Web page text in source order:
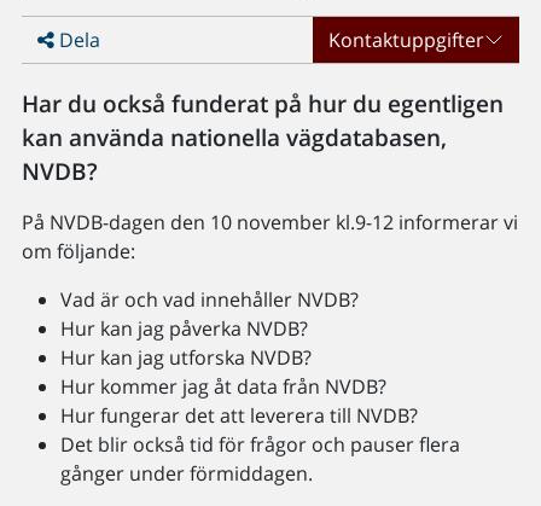
Dela Kontaktuppgifter
Har du också funderat på hur du egentligen
kan använda nationella vägdatabasen,
NVDB?
På NVDB-dagen den 10 november kl.9-12 informerar vi
om följande:
Vad är och vad innehåller NVDB?
Hur kan jag påverka NVDB?
Hur kan jag utforska NVDB?
Hur kommer jag åt data från NVDB?
Hur fungerar det att leverera till NVDB?
Det blir också tid för frågor och pauser flera
gånger under förmiddagen.